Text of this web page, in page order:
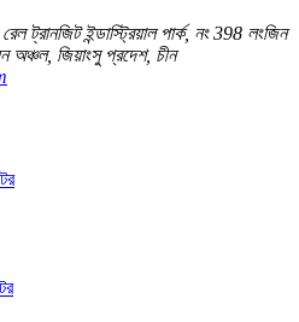
ট্রানজিট ইন্ডাস্ট্রিয়াল পার্ক, নং 398 লংজিন
অঞ্চল, জিয়াংসু প্রদেশ, চীন